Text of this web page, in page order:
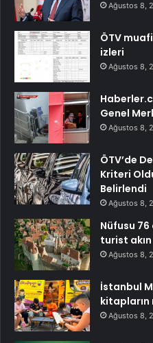
Ağustos 8,
ÖTV
izleri
Ağustos 8,
Genel
Ağustos 8,
ÖTV’de
Kriteri
Belirlendi
Ağustos 8,
Nüfusu
turist
Ağustos 8,
İstanbul
kitapların
Ağustos 8,